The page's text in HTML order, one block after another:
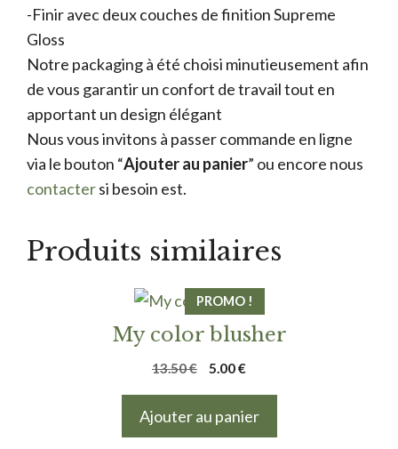
-Finir avec deux couches de finition Supreme
Gloss
Notre packaging à été choisi minutieusement afin
de vous garantir un confort de travail tout en
apportant un design élégant
Nous vous invitons à passer commande en ligne
via le bouton “Ajouter au panier” ou encore nous
contactersi besoin est.
Produits similaires
PROMO !
My color blusher
13.50€
Le
initial
5.00€Le
Ajouter au panier